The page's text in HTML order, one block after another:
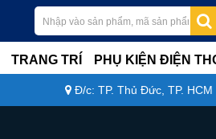
TRANG TRÍ PHỤ KIỆN ĐIỆN
Đ/c: TP. Thủ Đức, TP. HCM